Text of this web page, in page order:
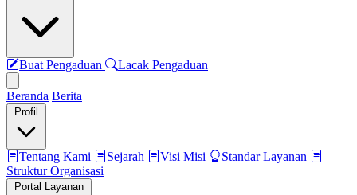
Buat Pengaduan Lacak Pengaduan
Beranda Berita
Profil
Tentang Kami Sejarah Visi Misi
Standar Layanan
Struktur Organisasi
Portal Layanan